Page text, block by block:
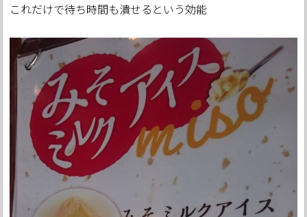
これだけで待ち時間も潰せるという効能